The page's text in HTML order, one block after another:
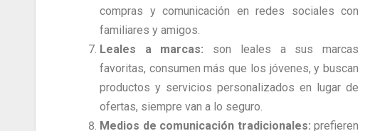
compras y comunicación en redes sociales con
familiares y amigos.
Leales a marcas: son leales a sus marcas
favoritas, consumen más que los jóvenes, y buscan
productos y servicios personalizados en lugar de
ofertas, siempre van a lo seguro.
Medios de comunicación tradicionales: prefieren